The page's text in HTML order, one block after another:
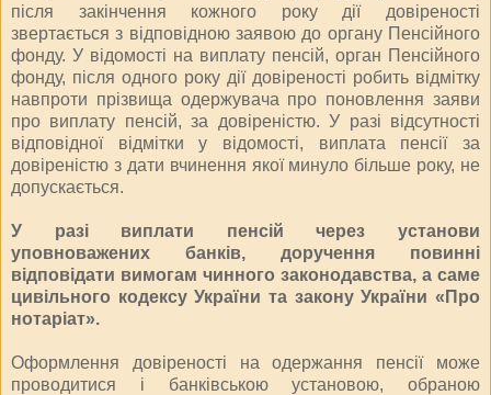
після закінчення кожного року дії довіреності
звертається з відповідною заявою до органу Пенсійного
фонду. У відомості на виплату пенсій, орган Пенсійного
фонду, після одного року дії довіреності робить відмітку
навпроти прізвища одержувача про поновлення заяви
про виплату пенсій, за довіреністю. У разі відсутності
відповідної відмітки у відомості, виплата пенсії за
довіреністю з дати вчинення якої минуло більше року, не
допускається.
У разі виплати пенсій через установи
уповноважених банків, доручення повинні
відповідати вимогам чинного законодавства, а саме
цивільного кодексу України та закону України «Про
нотаріат».
Оформлення довіреності на одержання пенсії може
проводитися і банківською установою, обраною